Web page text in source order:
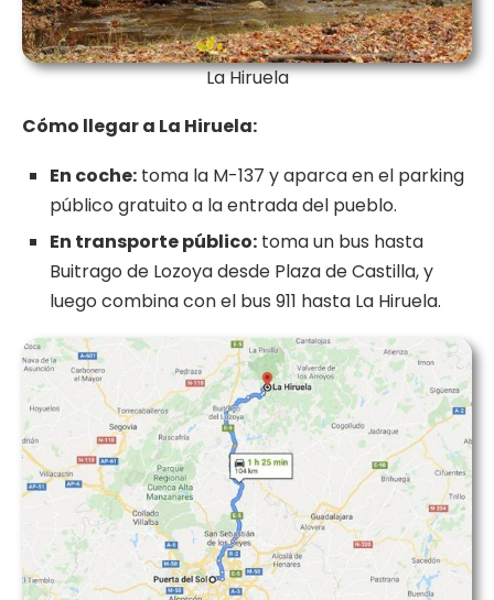
La Hiruela
Cómo llegar a La Hiruela:
En coche: toma la M-137 y aparca en el parking
público gratuito a la entrada del pueblo.
En transporte público: toma un bus hasta
Buitrago de Lozoya desde Plaza de Castilla, y
luego combina con el bus 911 hasta La Hiruela.